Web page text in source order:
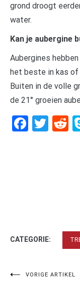
grond droogt
water.
Kan je aubergine
Aubergines
het beste in kas of
Buiten in de volle
de 21° groeien
CATEGORIE:
Bericht
VORIGE ARTIKEL